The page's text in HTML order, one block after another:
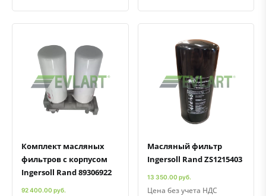
Быстрый просмотр
Добавить к сравнению
Добавить в избранное
Комплект масляных
фильтров с корпусом
Ingersoll Rand 89306922
92 400.00 руб.
Быстрый просмотрДобавить к сравнению
Масляный фильтр
Ingersoll Rand ZS1215403
13 350.00 руб.
Цена без учета НДС